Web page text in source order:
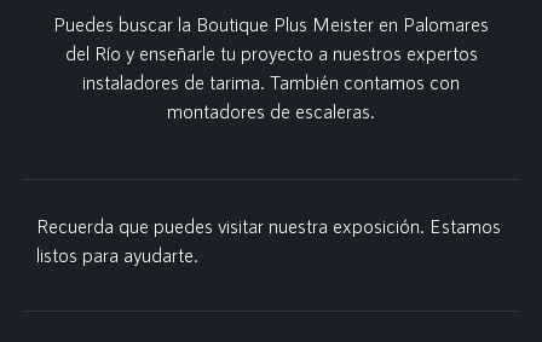
Puedes buscar la Boutique Plus Meister en Palomares
del Río y enseñarle tu proyecto a nuestros expertos
instaladores de tarima. También contamos con
montadores de escaleras.
Recuerda que puedes visitar nuestra exposición. Estamos
listos para ayudarte.